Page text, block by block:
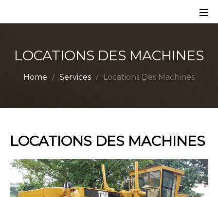
LOCATIONS DES MACHINES
Home Services Locations Des Machines
LOCATIONS DES MACHINES